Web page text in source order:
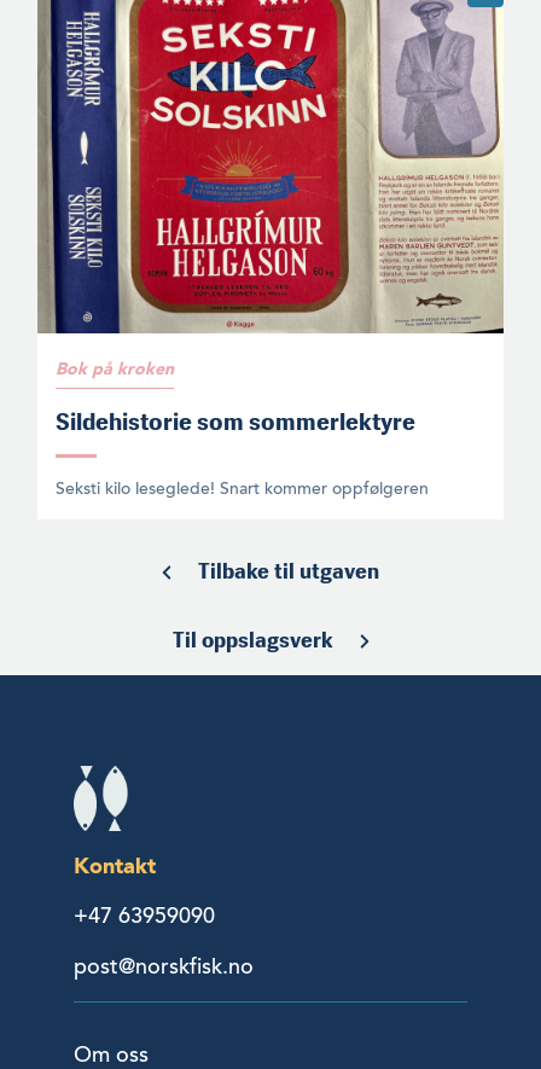
Bok på kroken
Sildehistorie som sommerlektyre
Seksti kilo leseglede! Snart kommer oppfølgeren
Tilbake til utgaven
Til oppslagsverk
Kontakt
+47 63959090
post@norskfisk.no
Om oss